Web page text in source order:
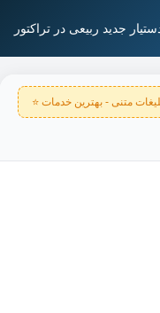
جدید ربیعی در تراکتور
متنی - بهترین خدمات ⭐